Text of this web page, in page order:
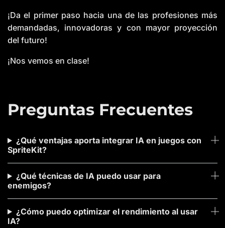
¡Da el primer paso hacia una de las profesiones más
demandadas, innovadoras y con mayor proyección
del futuro!
¡Nos vemos en clase!
Preguntas Frecuentes
¿Qué ventajas aporta integrar IA en juegos con
SpriteKit?
¿Qué técnicas de IA puedo usar para
enemigos?
¿Cómo puedo optimizar el rendimiento al usar
IA?